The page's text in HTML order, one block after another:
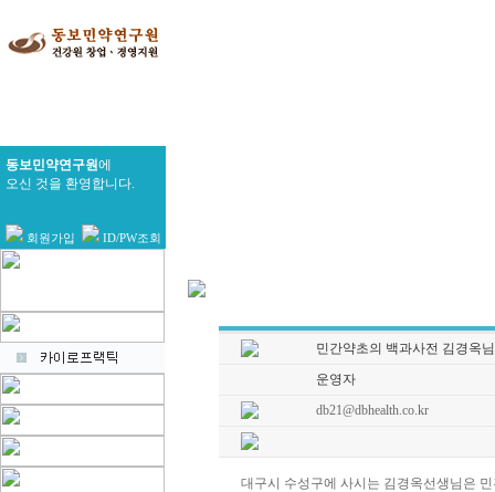
동보민약연구원에
오신 것을 환영합니다.
회원가입 ID/PW조회
민간약초의 백과사전 김경옥
운영자
db21@dbhealth.co.kr
대구시 수성구에 사시는 김경옥선생님은